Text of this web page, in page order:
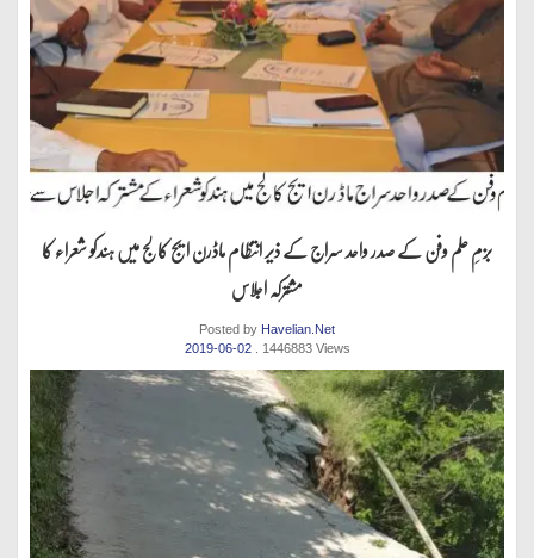
بزمِ علم وفن کے صدر واحد سراج کے ذیر انتظام ماڈرن ایج کالج میں ہندکو شعراء کا
مشترکہ اجلاس
Posted by Havelian.Net
2019-06-02
. 1446883 Views